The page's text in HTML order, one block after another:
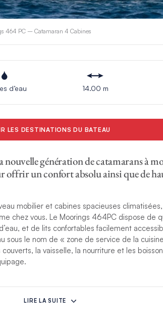
464 PC – Catamaran 4 Cabines
d’eau 14.00 m
LES DESTINATIONS DU BATEAU
génération de catamarans à
offrir un confort absolu ainsi que de
mobilier et cabines spacieuses
chez vous. Le Moorings 464PC dispose de
et de lits confortables facilement
sous le nom de « zone de service de la
la vaisselle, la nourriture et les
sont le fruit d’une collaboration entre
de Lijn Architectural Interiors. Les cabines
LIRE LA SUITE